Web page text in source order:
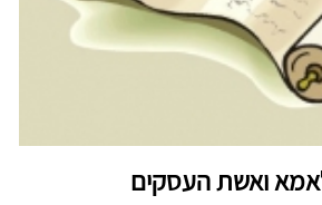
ואשת העסקים